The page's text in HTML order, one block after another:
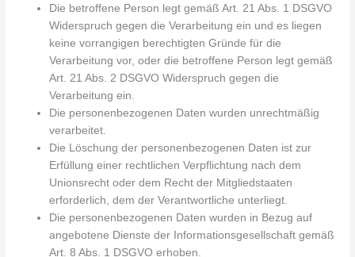
Die betroffene Person legt gemäß Art. 21 Abs. 1 DSGVO
Widerspruch gegen die Verarbeitung ein und es liegen
keine vorrangigen berechtigten Gründe für die
Verarbeitung vor, oder die betroffene Person legt gemäß
Art. 21 Abs. 2 DSGVO Widerspruch gegen die
Verarbeitung ein.
Die personenbezogenen Daten wurden unrechtmäßig
verarbeitet.
Die Löschung der personenbezogenen Daten ist zur
Erfüllung einer rechtlichen Verpflichtung nach dem
Unionsrecht oder dem Recht der Mitgliedstaaten
erforderlich, dem der Verantwortliche unterliegt.
Die personenbezogenen Daten wurden in Bezug auf
angebotene Dienste der Informationsgesellschaft gemäß
Art. 8 Abs. 1 DSGVO erhoben.